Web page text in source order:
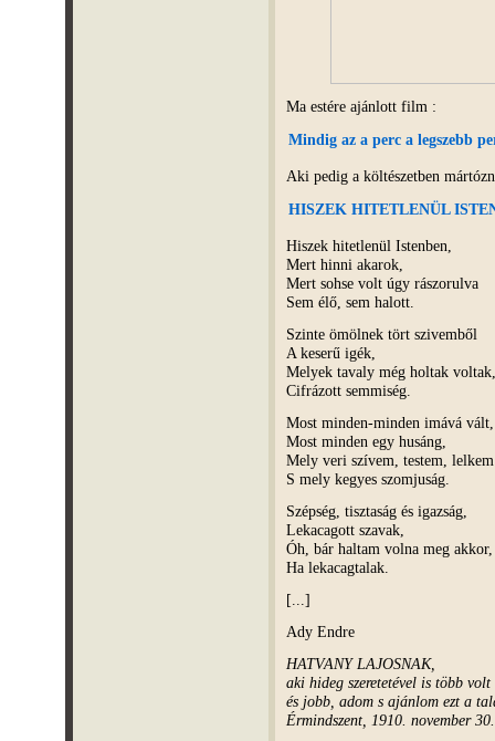
Ma estére ajánlott film :
Mindig az a perc a legszebb
Aki pedig a költészetben
HISZEK HITETLENÜL
Hiszek hitetlenül Istenben,
Mert hinni akarok,
Mert sohse volt úgy rászorulva
Sem élő, sem halott.
Szinte ömölnek tört szivemből
A keserű igék,
Melyek tavaly még holtak voltak,
Cifrázott semmiség.
Most minden-minden imává vált,
Most minden egy husáng,
Mely veri szívem, testem, lelkem
S mely kegyes szomjuság.
Szépség, tisztaság és igazság,
Lekacagott szavak,
Óh, bár haltam volna meg akkor,
Ha lekacagtalak.
[...]
Ady Endre
HATVANY LAJOSNAK,
aki hideg szeretetével is több
és jobb, adom s ajánlom ezt a
Érmindszent, 1910. november 30.